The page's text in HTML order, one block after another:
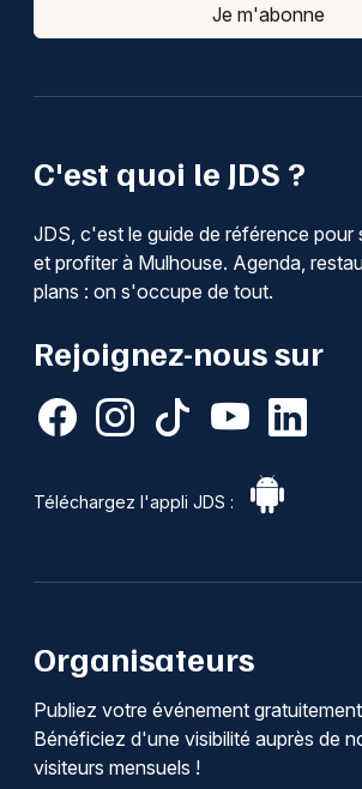
C'est quoi le JDS ?
JDS, c'est le guide de référence pour
et profiter à Mulhouse. Agenda,
plans : on s'occupe de tout.
Rejoignez-nous sur
Téléchargez l'appli JDS :
Je m'abonne
Organisateurs
Publiez votre événement
Bénéficiez d'une visibilité auprès de
visiteurs mensuels !